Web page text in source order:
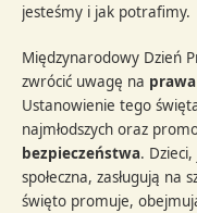
jesteśmy i jak potrafimy.
Międzynarodowy Dzień
zwrócić uwagę na
Ustanowienie tego
najmłodszych oraz
bezpieczeństwa.
społeczna, zasługują
święto promuje,